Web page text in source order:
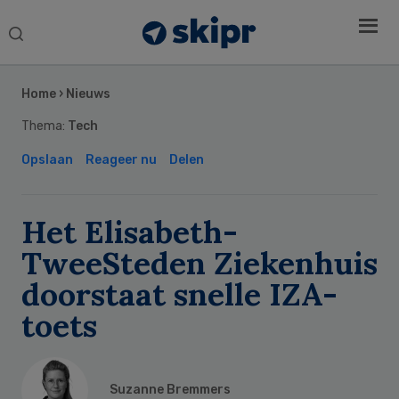
Search
Home › Nieuws
Thema: Tech
Opslaan Reageer nu Delen
Het Elisabeth-
TweeSteden Ziekenhuis
doorstaat snelle IZA-
toets
Suzanne Bremmers
Sidebar